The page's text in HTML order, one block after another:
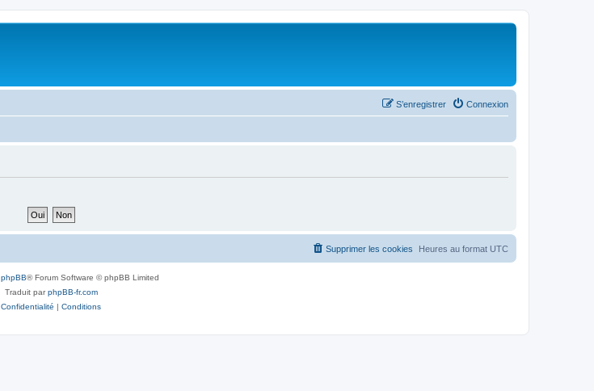
Connexion
S’enregistrer
Heures au format UTC
Supprimer les cookies
phpBB® Forum Software © phpBB Limited
Traduit parphpBB-fr.com
Confidentialité | Conditions